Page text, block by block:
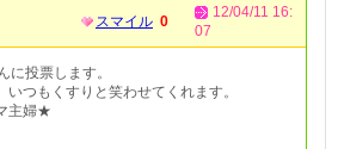
スマイル 0
12/04/11 16:
07
に投票します。
つもくすりと笑わせてくれます。
主婦★